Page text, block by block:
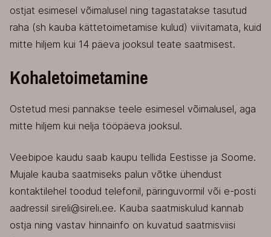
ostjat esimesel võimalusel ning tagastatakse tasutud
raha (sh kauba kättetoimetamise kulud) viivitamata, kuid
mitte hiljem kui 14 päeva jooksul teate saatmisest.
Kohaletoimetamine
Ostetud mesi pannakse teele esimesel võimalusel, aga
mitte hiljem kui nelja tööpäeva jooksul.
Veebipoe kaudu saab kaupu tellida Eestisse ja Soome.
Mujale kauba saatmiseks palun võtke ühendust
kontaktilehel toodud telefonil, päringuvormil või e-posti
aadressil sireli@sireli.ee. Kauba saatmiskulud kannab
ostja ning vastav hinnainfo on kuvatud saatmisviisi